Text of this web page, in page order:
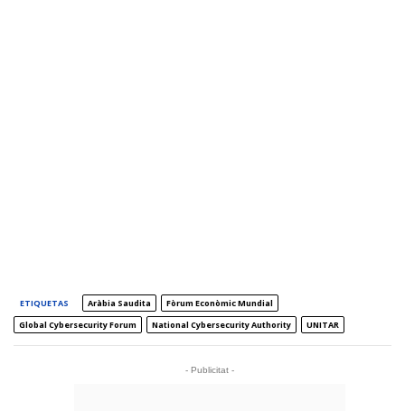
ETIQUETAS Aràbia Saudita
Fòrum Econòmic Mundial
Global Cybersecurity Forum
National Cybersecurity Authority UNITAR
- Publicitat -